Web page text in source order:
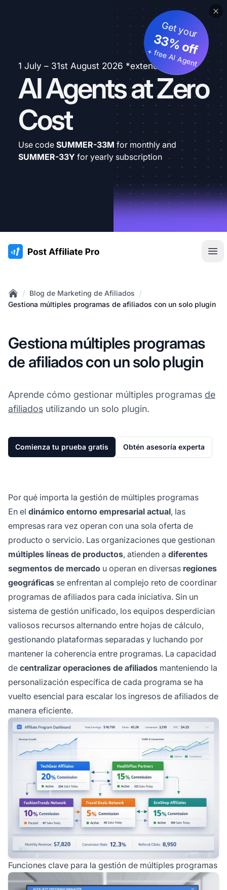
1 July – 31st August 2026 *extended
AI Agents at Zero
Cost
Get your
33% off
+ free AI Agent
Use code SUMMER-33M for monthly and
SUMMER-33Y for yearly subscription
:site.title
Home
/ Blog de Marketing de Afiliados /
Gestiona múltiples programas de afiliados con un solo plugin
Gestiona múltiples programas
de afiliados con un solo plugin
Aprende cómo gestionar múltiples programas de
afiliados utilizando un solo plugin.
Comienza tu prueba gratis Obtén asesoría experta
Por qué importa la gestión de múltiples programas
En el dinámico entorno empresarial actual, las
empresas rara vez operan con una sola oferta de
producto o servicio. Las organizaciones que gestionan
múltiples líneas de productos, atienden a diferentes
segmentos de mercado u operan en diversas regiones
geográficas se enfrentan al complejo reto de coordinar
programas de afiliados para cada iniciativa. Sin un
sistema de gestión unificado, los equipos desperdician
valiosos recursos alternando entre hojas de cálculo,
gestionando plataformas separadas y luchando por
mantener la coherencia entre programas. La capacidad
de centralizar operaciones de afiliados manteniendo la
personalización específica de cada programa se ha
vuelto esencial para escalar los ingresos de afiliados de
manera eficiente.
Funciones clave para la gestión de múltiples programas